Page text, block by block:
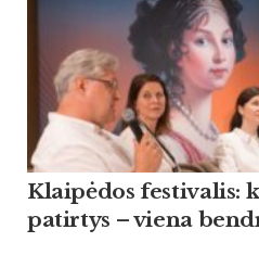
Klaipėdos festivalis:
patirtys – viena